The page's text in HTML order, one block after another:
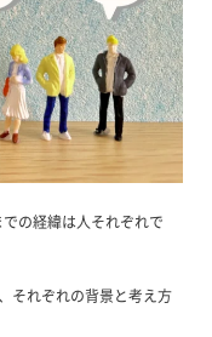
の経緯は人それぞれで
それぞれの背景と考え方